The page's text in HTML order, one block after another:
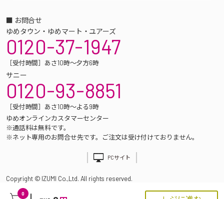
0
■ お問合せ
ゆめタウン・ゆめマート・ユアーズ
0120-37-1947
［受付時間］あさ10時～夕方6時
サニー
0120-93-8851
［受付時間］あさ10時～よる9時
ゆめオンラインカスタマーセンター
※通話料は無料です。
※ネット専用のお問合せ先です。ご注文は受け付けておりません。
PCサイト
Copyright © IZUMI Co.,Ltd. All rights reserved.